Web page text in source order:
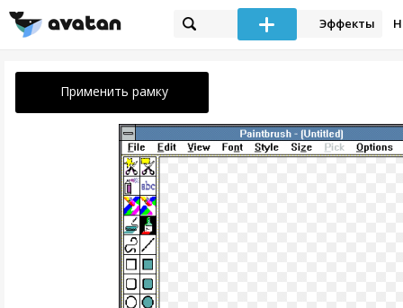
Эффекты
Применить рамку